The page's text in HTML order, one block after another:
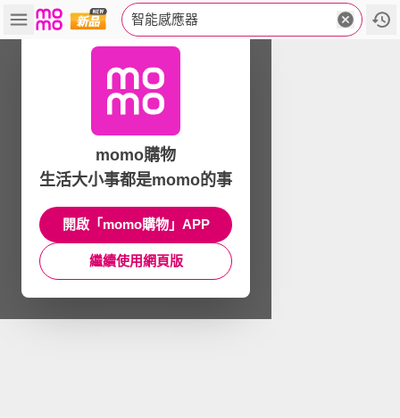
智能感應器
momo購物
生活大小事都是momo的事
開啟「momo購物」APP
繼續使用網頁版